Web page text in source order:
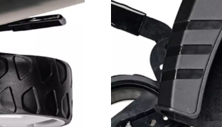
Avem nevoie de acordul dvs. pentru a
incarca serviciul Google Maps!